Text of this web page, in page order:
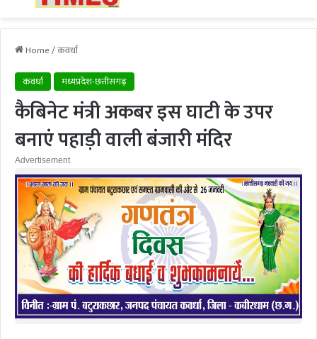
Home/कवर्धा
कवर्धा
मध्यप्रदेश-छत्तीसगढ़
कैबिनेट मंत्री अकबर इस घाटी के उपर
बनाएं पहाड़ी वाली बंजारी मंदिर
Advertisement